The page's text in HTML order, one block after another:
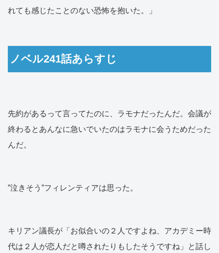
れても感じたことのない恐怖を抱いた。」
ノベル241話あらすじ
先約があるって言ってたのに、ラモナだったんだ。会議が
終わるとあんなに急いでいたのはラモナに会うためだった
んだ。
”泣きそう”フィレンティアは思った。
キリアン議長が「お似合いの２人ですよね、アカデミー時
代は２人が恋人だと噂されたりもしたそうですね」と話し